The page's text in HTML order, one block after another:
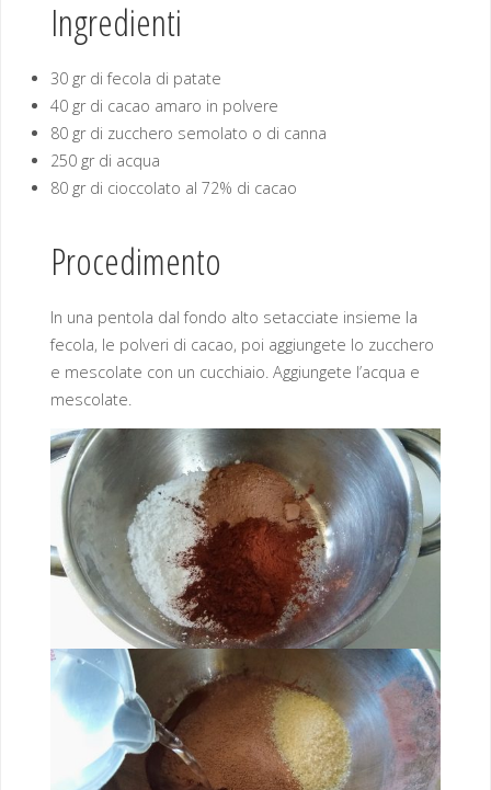
Ingredienti
30 gr di fecola di patate
40 gr di cacao amaro in polvere
80 gr di zucchero semolato o di canna
250 gr di acqua
80 gr di cioccolato al 72% di cacao
Procedimento
In una pentola dal fondo alto setacciate insieme la
fecola, le polveri di cacao, poi aggiungete lo zucchero
e mescolate con un cucchiaio. Aggiungete l’acqua e
mescolate.